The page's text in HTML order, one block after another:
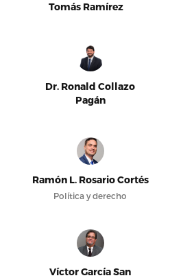
Tomás Ramírez
Dr. Ronald Collazo
Pagán
Ramón L. Rosario Cortés
Política y derecho
Víctor García San